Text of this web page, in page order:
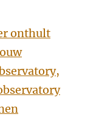
onthult